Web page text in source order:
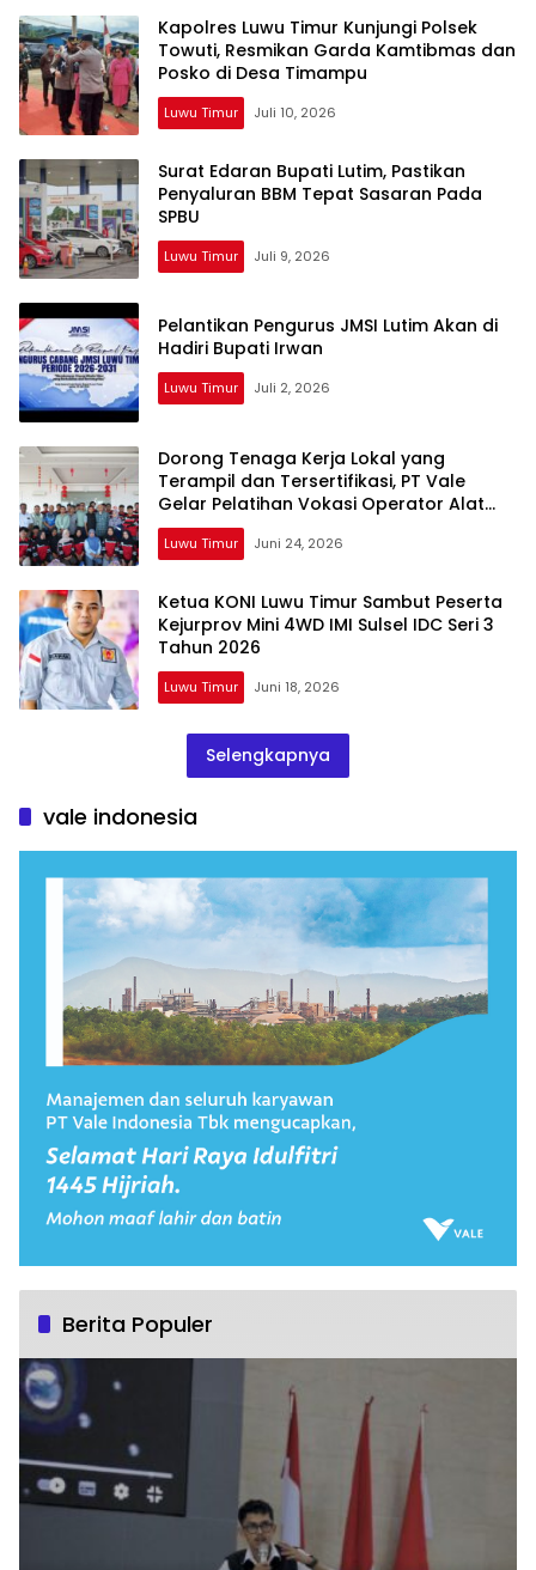
Kapolres Luwu Timur Kunjungi Polsek
Towuti, Resmikan Garda Kamtibmas dan
Posko di Desa Timampu
Luwu Timur Juli 10, 2026
Surat Edaran Bupati Lutim, Pastikan
Penyaluran BBM Tepat Sasaran Pada
SPBU
Luwu Timur Juli 9, 2026
Pelantikan Pengurus JMSI Lutim Akan di
Hadiri Bupati Irwan
Luwu Timur Juli 2, 2026
Dorong Tenaga Kerja Lokal yang
Terampil dan Tersertifikasi, PT Vale
Gelar Pelatihan Vokasi Operator Alat
Berat
Luwu Timur Juni 24, 2026
Ketua KONI Luwu Timur Sambut Peserta
Kejurprov Mini 4WD IMI Sulsel IDC Seri 3
Tahun 2026
Luwu Timur Juni 18, 2026
Selengkapnya
vale indonesia
Berita Populer